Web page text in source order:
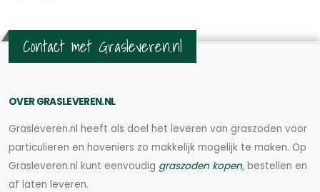
Contact met Grasleveren.nl
OVER GRASLEVEREN.NL
Grasleveren.nl heeft als doel het leveren van graszoden voor
particulieren en hoveniers zo makkelijk mogelijk te maken. Op
Grasleveren.nl kunt eenvoudig graszoden kopen, bestellen en
af laten leveren.